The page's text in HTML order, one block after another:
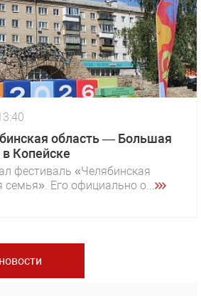
область — Большая
Копейске
фестиваль «Челябинская
Его официально о...